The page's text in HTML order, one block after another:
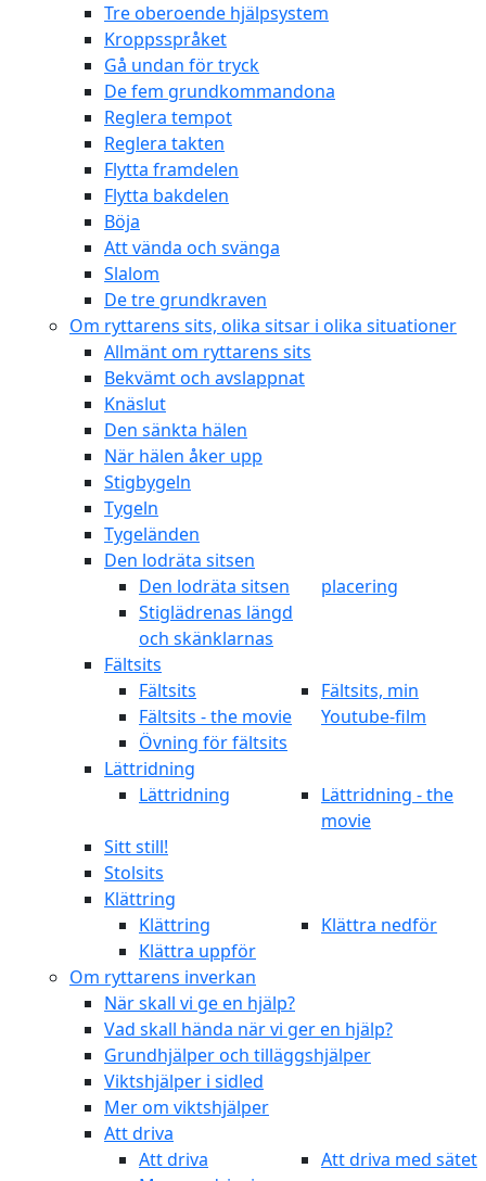
Tre oberoende hjälpsystem
Kroppsspråket
Gå undan för tryck
De fem grundkommandona
Reglera tempot
Reglera takten
Flytta framdelen
Flytta bakdelen
Böja
Att vända och svänga
Slalom
De tre grundkraven
Om ryttarens sits, olika sitsar i olika situationer
Allmänt om ryttarens sits
Bekvämt och avslappnat
Knäslut
Den sänkta hälen
När hälen åker upp
Stigbygeln
Tygeln
Tygeländen
Den lodräta sitsen
Den lodräta sitsen
Stiglädrenas längd
och skänklarnas
placering
Fältsits
Fältsits
Fältsits - the movie
Övning för fältsits
Fältsits, min
Youtube-film
Lättridning
Lättridning
Lättridning - the
movie
Sitt still!
Stolsits
Klättring
Klättring
Klättra uppför
Klättra nedför
Om ryttarens inverkan
När skall vi ge en hjälp?
Vad skall hända när vi ger en hjälp?
Grundhjälper och tilläggshjälper
Viktshjälper i sidled
Mer om viktshjälper
Att driva
Att driva
Att driva med sätet